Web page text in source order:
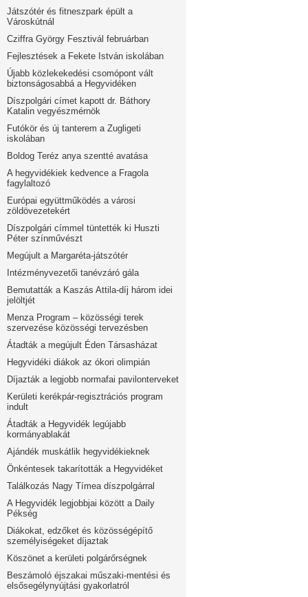
Játszótér és fitneszpark épült a
Városkútnál
Cziffra György Fesztivál februárban
Fejlesztések a Fekete István iskolában
Újabb közlekekedési csomópont vált
biztonságosabbá a Hegyvidéken
Díszpolgári címet kapott dr. Báthory
Katalin vegyészmérnök
Futókör és új tanterem a Zugligeti
iskolában
Boldog Teréz anya szentté avatása
A hegyvidékiek kedvence a Fragola
fagylaltozó
Európai együttműködés a városi
zöldövezetekért
Díszpolgári címmel tüntették ki Huszti
Péter színművészt
Megújult a Margaréta-játszótér
Intézményvezetői tanévzáró gála
Bemutatták a Kaszás Attila-díj három idei
jelöltjét
Menza Program – közösségi terek
szervezése közösségi tervezésben
Átadták a megújult Éden Társasházat
Hegyvidéki diákok az ókori olimpián
Díjazták a legjobb normafai pavilonterveket
Kerületi kerékpár-regisztrációs program
indult
Átadták a Hegyvidék legújabb
kormányablakát
Ajándék muskátlik hegyvidékieknek
Önkéntesek takarították a Hegyvidéket
Találkozás Nagy Tímea díszpolgárral
A Hegyvidék legjobbjai között a Daily
Pékség
Diákokat, edzőket és közösségépítő
személyiségeket díjaztak
Köszönet a kerületi polgárőrségnek
Beszámoló éjszakai műszaki-mentési és
elsősegélynyújtási gyakorlatról